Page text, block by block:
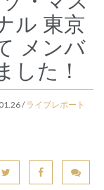
ル 東京
メンバ
した！
/ライブレポート